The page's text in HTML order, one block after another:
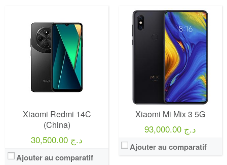
Xiaomi Redmi 14C
(China)
30,500.00 د.ج
Ajouter au comparatif
Xiaomi Mi Mix 3 5G
93,000.00 د.ج
Ajouter au comparatif